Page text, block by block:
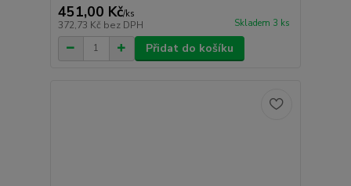
451,00 Kč/ks
372,73 Kč bez DPH Skladem 3 ks
Přidat do košíku